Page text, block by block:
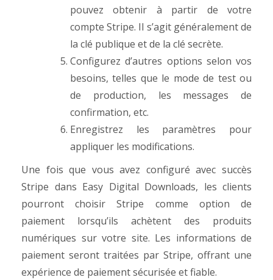
pouvez obtenir à partir de votre
compte Stripe. Il s’agit généralement de
la clé publique et de la clé secrète.
Configurez d’autres options selon vos
besoins, telles que le mode de test ou
de production, les messages de
confirmation, etc.
Enregistrez les paramètres pour
appliquer les modifications.
Une fois que vous avez configuré avec succès
Stripe dans Easy Digital Downloads, les clients
pourront choisir Stripe comme option de
paiement lorsqu’ils achètent des produits
numériques sur votre site. Les informations de
paiement seront traitées par Stripe, offrant une
expérience de paiement sécurisée et fiable.